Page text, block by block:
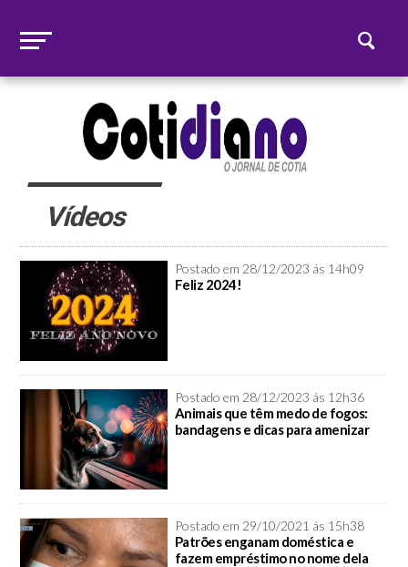
Vídeos
Postado em 28/12/2023 ás 14h09
Feliz 2024!
Postado em 28/12/2023 ás 12h36
Animais que têm medo de fogos:
bandagens e dicas para amenizar
Postado em 29/10/2021 ás 15h38
Patrões enganam doméstica e
fazem empréstimo no nome dela